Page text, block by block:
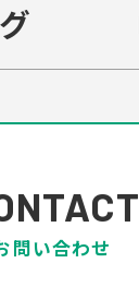
問い合わせ